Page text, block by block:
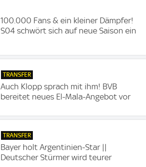
100.000 Fans & ein kleiner Dämpfer!
S04 schwört sich auf neue Saison ein
TRANSFER
Auch Klopp sprach mit ihm! BVB
bereitet neues El-Mala-Angebot vor
TRANSFER
Bayer holt Argentinien-Star ||
Deutscher Stürmer wird teurer